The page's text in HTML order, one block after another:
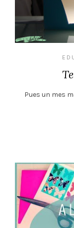
Pues un mes